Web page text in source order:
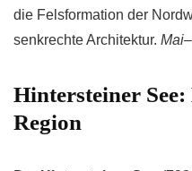
die Felsformation der
senkrechte Architektur.
Hintersteiner
Region